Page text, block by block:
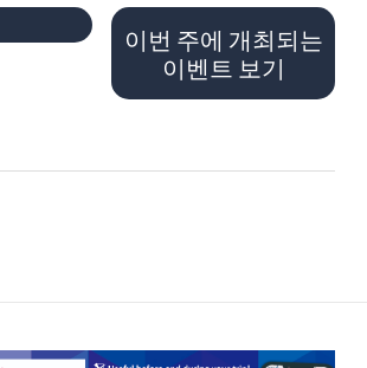
이번 주에 개최되는
이벤트 보기